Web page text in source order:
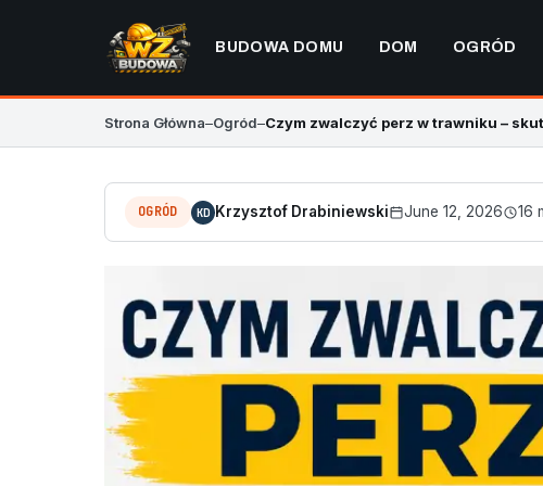
BUDOWA DOMU DOM OGRÓD
Strona Główna–Ogród–Czym zwalczyć perz w trawniku –
OGRÓD KD Krzysztof Drabiniewski June 12, 2026 16